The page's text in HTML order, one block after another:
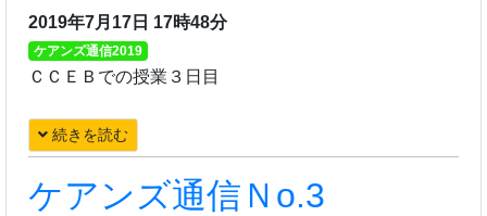
2019年7月17日 17時48分
ケアンズ通信2019
ＣＣＥＢでの授業３日目
続きを読む
ケアンズ通信Ｎo.3